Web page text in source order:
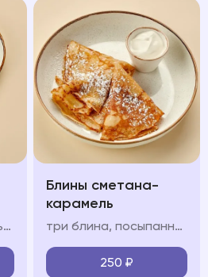
картофельные оладьи, форель, помидоры черри, сметанно-сливочный крем, огурец, зелень
Блины сметана-
карамель
три блина, посыпанные сахарной пудрой подаются с карамелью, сметаной или сгущенным молоком (на выбор)
250 ₽